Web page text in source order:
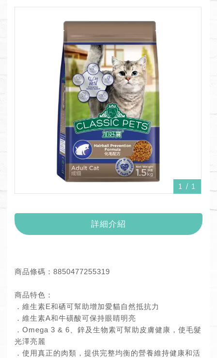
1 / 1
詳細介紹
商品條碼：8850477255319
商品特色：
．維生素E和硒可幫助增加愛貓自然抵抗力
．維生素A和牛磺酸可保持眼睛明亮
．Omega 3 & 6、鋅及生物素可幫助皮膚健康，使毛髮
光澤亮麗
．使用真正的肉類，提供完整均衡的營養維持健康和活